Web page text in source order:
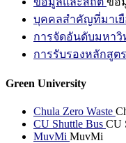
บุคคลสำคัญที่มาเ
การจัดอันดับมหาวิ
การรับรองหลักสูตร
Green University
Chula Zero Waste
CU Shuttle Bus CU
MuvMi MuvMi